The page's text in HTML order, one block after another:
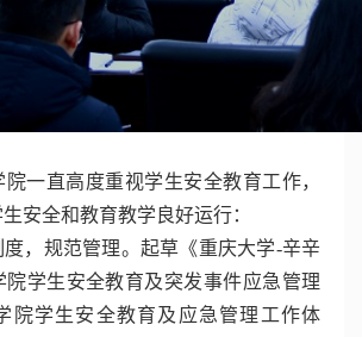
一直高度重视学生安全教育工作，
安全和教育教学良好运行：
，规范管理。起草《重庆大学-辛辛
院学生安全教育及突发事件应急管理
院学生安全教育及应急管理工作体